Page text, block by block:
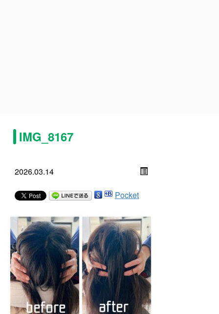
IMG_8167
2026.03.14
Pocket